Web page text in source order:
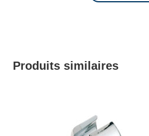
Produits similaires